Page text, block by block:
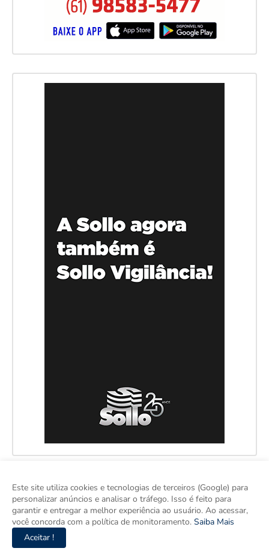
Este site utiliza cookies e tecnologias de terceiros (Google) para
personalizar anúncios e analisar o tráfego. Isso é feito para
garantir e entregar a melhor experiência ao usuário. Ao acessar,
você concorda com a política de monitoramento. Saiba Mais
Aceitar !